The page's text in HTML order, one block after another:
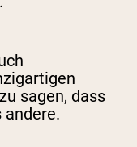
sagen, dass